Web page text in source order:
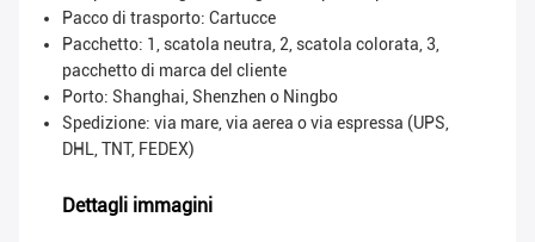
Pacco di trasporto: Cartucce
Pacchetto: 1, scatola neutra, 2, scatola colorata, 3,
pacchetto di marca del cliente
Porto: Shanghai, Shenzhen o Ningbo
Spedizione: via mare, via aerea o via espressa (UPS,
DHL, TNT, FEDEX)
Dettagli immagini